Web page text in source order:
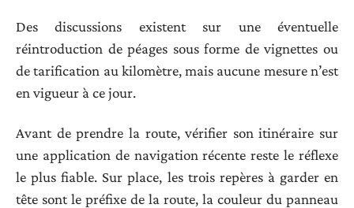
Des discussions existent sur une éventuelle
réintroduction de péages sous forme de vignettes ou
de tarification au kilomètre, mais aucune mesure n’est
en vigueur à ce jour.
Avant de prendre la route, vérifier son itinéraire sur
une application de navigation récente reste le réflexe
le plus fiable. Sur place, les trois repères à garder en
tête sont le préfixe de la route, la couleur du panneau